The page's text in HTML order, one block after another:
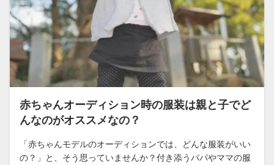
赤ちゃんオーディション時の服装は親と子でど
んなのがオススメなの？
「赤ちゃんモデルのオーディションでは、どんな服装がいい
の？」と、そう思っていませんか？付き添うパパやママの服